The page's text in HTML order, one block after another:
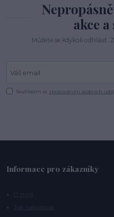
akce a
Můžete se kdykoli odhlásit.
Souhlasím se zpracováním osobních
Informace pro zákazníky